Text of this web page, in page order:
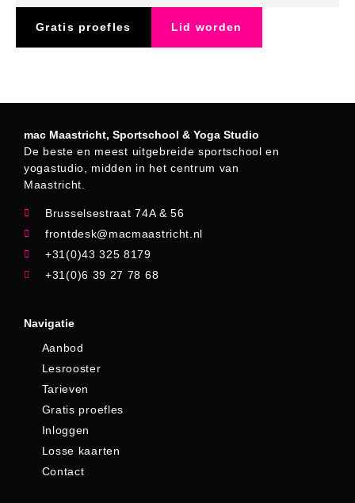
Gratis proefles Lid worden
mac Maastricht, Sportschool & Yoga Studio
De beste en meest uitgebreide sportschool en
yogastudio, midden in het centrum van
Maastricht.
Brusselsestraat 74A & 56
frontdesk@macmaastricht.nl
+31(0)43 325 8179
+31(0)6 39 27 78 68
Navigatie
Aanbod
Lesrooster
Tarieven
Gratis proefles
Inloggen
Losse kaarten
Contact